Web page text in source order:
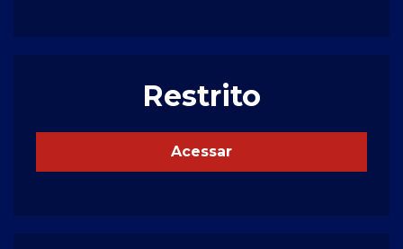
Restrito
Acessar